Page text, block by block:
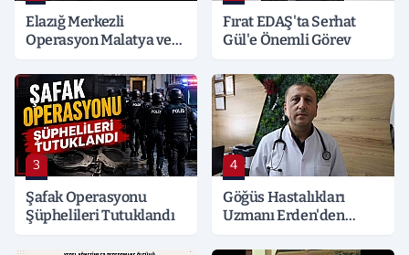
Elazığ Merkezli
Operasyon Malatya ve
Detaylar Merak Konusu
Fırat EDAŞ'ta Serhat
Gül'e Önemli Görev
3
Şafak Operasyonu
Şüphelileri Tutuklandı
4
Göğüs Hastalıkları
Uzmanı Erden'den